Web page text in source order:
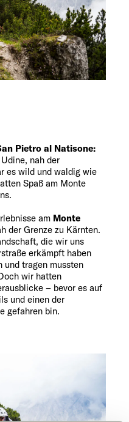
Pietro al Natisone:
nah der
es wild und waldig wie
Spaß am Monte
am Monte
der Grenze zu Kärnten.
die wir uns
erkämpft haben
und tragen mussten
wir hatten
– bevor es auf
und einen der
gefahren bin.